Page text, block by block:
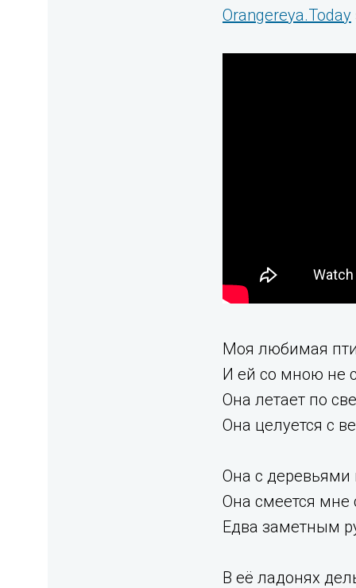
Orangereya.Today
Моя любимая
И ей со мною не
Она летает по
Она целуется с
Она с деревьями
Она смеется мне
Едва заметным
В её ладонях